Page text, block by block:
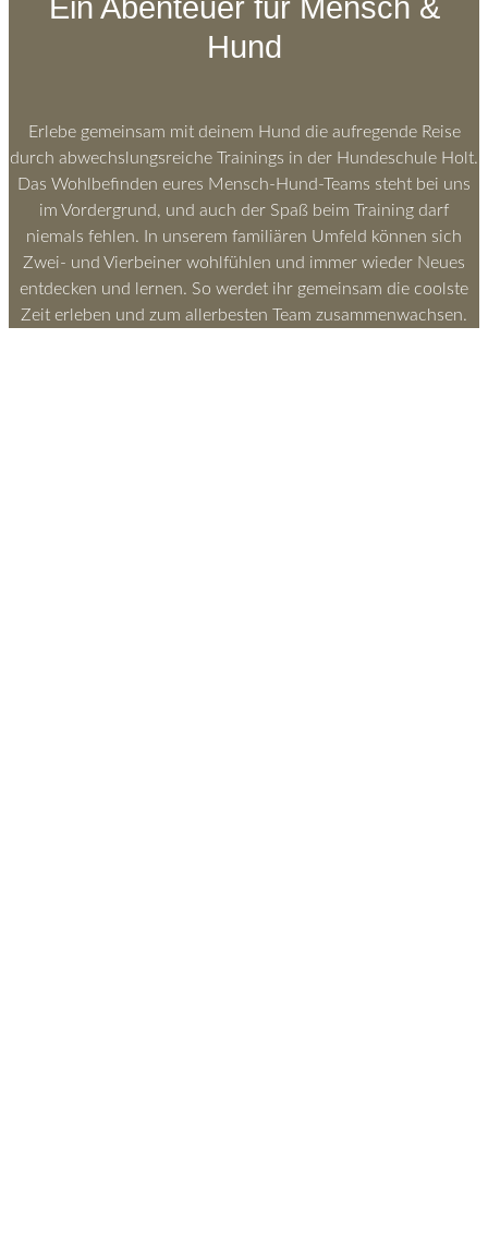
Ein Abenteuer für Mensch &
Hund
Erlebe gemeinsam mit deinem Hund die aufregende Reise
durch abwechslungsreiche Trainings in der Hundeschule Holt.
Das Wohlbefinden eures Mensch-Hund-Teams steht bei uns
im Vordergrund, und auch der Spaß beim Training darf
niemals fehlen. In unserem familiären Umfeld können sich
Zwei- und Vierbeiner wohlfühlen und immer wieder Neues
entdecken und lernen. So werdet ihr gemeinsam die coolste
Zeit erleben und zum allerbesten Team zusammenwachsen.